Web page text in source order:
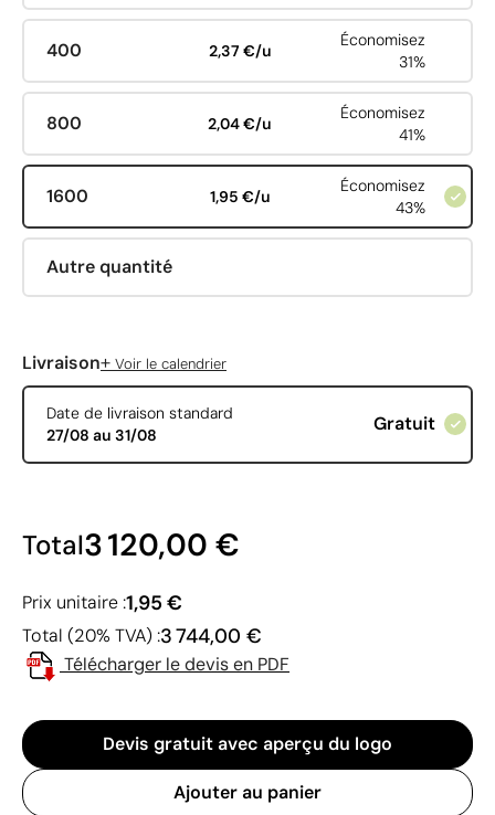
400 2,37 €/u
Économisez
31%
800 2,04 €/u
Économisez
41%
1600 1,95 €/u
Économisez
43%
Autre quantité
Livraison+ Voir le calendrier
Date de livraison standard
27/08 au 31/08
Gratuit
Total3 120,00 €
Prix unitaire :1,95 €
Total (20% TVA) :3 744,00 €
Télécharger le devis en PDF
Devis gratuit avec aperçu du logo
Ajouter au panier